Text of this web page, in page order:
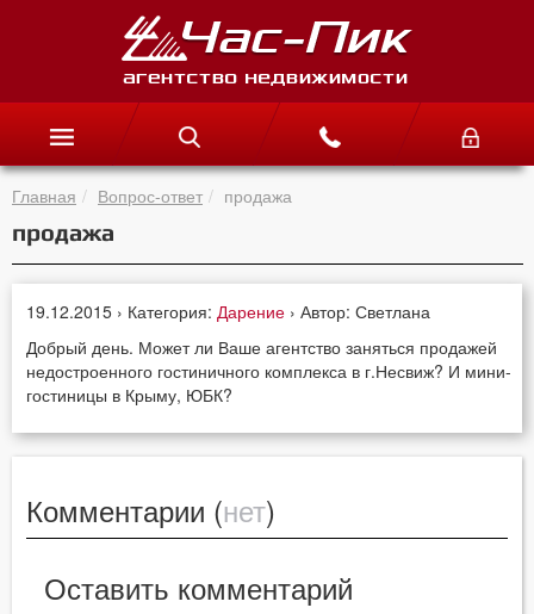
Главная Вопрос-ответ продажа
продажа
19.12.2015 › Категория: Дарение › Автор: Светлана
Добрый день. Может ли Ваше агентство заняться продажей
недостроенного гостиничного комплекса в г.Несвиж? И мини-
гостиницы в Крыму, ЮБК?
Комментарии (нет)
Оставить комментарий